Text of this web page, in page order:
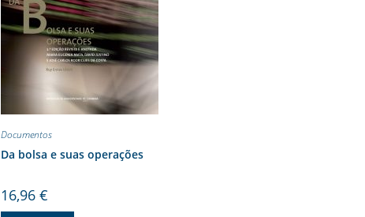
Documentos
Da bolsa e suas operações
16,96 €